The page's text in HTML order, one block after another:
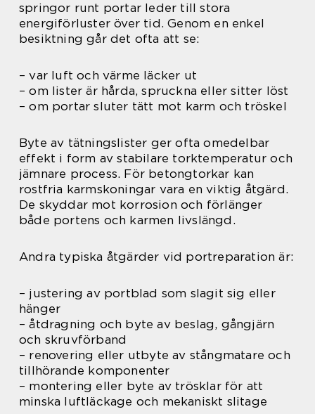
springor runt portar leder till stora
energiförluster över tid. Genom en enkel
besiktning går det ofta att se:
– var luft och värme läcker ut
– om lister är hårda, spruckna eller sitter löst
– om portar sluter tätt mot karm och tröskel
Byte av tätningslister ger ofta omedelbar
effekt i form av stabilare torktemperatur och
jämnare process. För betongtorkar kan
rostfria karmskoningar vara en viktig åtgärd.
De skyddar mot korrosion och förlänger
både portens och karmen livslängd.
Andra typiska åtgärder vid portreparation är:
– justering av portblad som slagit sig eller
hänger
– åtdragning och byte av beslag, gångjärn
och skruvförband
– renovering eller utbyte av stångmatare och
tillhörande komponenter
– montering eller byte av trösklar för att
minska luftläckage och mekaniskt slitage